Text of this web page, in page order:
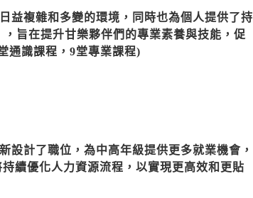
益複雜和多變的環境，同時也為個人提供了持
旨在提升甘樂夥伴們的專業素養與技能，促
通識課程，9堂專業課程)
設計了職位，為中高年級提供更多就業機會，
續優化人力資源流程，以實現更高效和更貼